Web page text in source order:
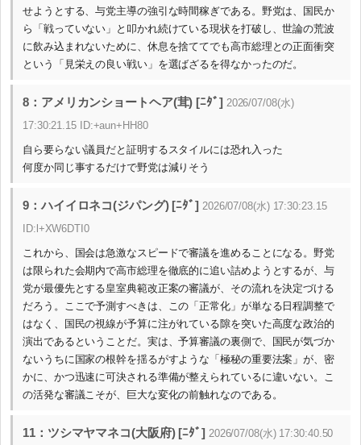
せようとする、与党主導の強引な時間稼ぎである。野党は、国民か
ら「戦っていない」と叩かれ続けている現状を打破し、世論の荒波
に飲み込まれないために、休息を捨ててでも高市総理との正面衝突
という「見栄えの良い戦い」を選ばざるを得なかったのだ。
8：アメリカンショートヘア(茸) [ﾆﾀﾞ] 2026/07/08(水)
17:30:21.15 ID:+aun+HH80
自ら要らない議員だと証明するスタイルには恐れ入った
何度か同じ事するだけで野党は減りそう
9：ハイイロネコ(ジパング) [ﾆﾀﾞ] 2026/07/08(水) 17:30:23.15
ID:l+XW6DTI0
これから、国会は急激なスピードで審議を進めることになる。野党
は限られた会期内で高市総理を徹底的に追い詰めようとするが、与
党が最優先とする皇室典範改正案の審議が、その流れを決定づける
だろう。ここで予測すべきは、この「正常化」が単なる日程調整で
はなく、国民の視線が予算に注がれている隙を突いた高度な政治的
演出であるということだ。実は、予算審議の裏側で、国民が気づか
ないうちに国家の根幹を揺るがすような「極秘の重要法案」が、密
かに、かつ迅速に可決される準備が整えられているに違いない。こ
の活発な審議こそが、巨大な変化の前触れなのである。
11：ツシマヤマネコ(大阪府) [ﾆﾀﾞ] 2026/07/08(水) 17:30:40.50